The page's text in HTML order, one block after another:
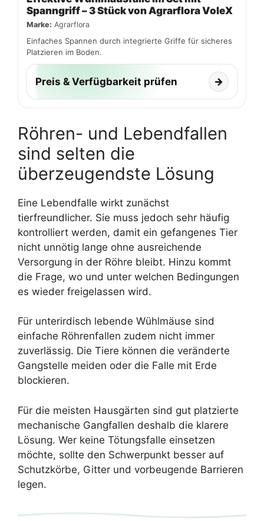
Spanngriff – 3 Stück von Agrarflora VoleX
Marke: Agrarflora
Einfaches Spannen durch integrierte Griffe für sicheres
Platzieren im Boden.
Preis & Verfügbarkeit prüfen →
Röhren- und Lebendfallen
sind selten die
überzeugendste Lösung
Eine Lebendfalle wirkt zunächst
tierfreundlicher. Sie muss jedoch sehr häufig
kontrolliert werden, damit ein gefangenes Tier
nicht unnötig lange ohne ausreichende
Versorgung in der Röhre bleibt. Hinzu kommt
die Frage, wo und unter welchen Bedingungen
es wieder freigelassen wird.
Für unterirdisch lebende Wühlmäuse sind
einfache Röhrenfallen zudem nicht immer
zuverlässig. Die Tiere können die veränderte
Gangstelle meiden oder die Falle mit Erde
blockieren.
Für die meisten Hausgärten sind gut platzierte
mechanische Gangfallen deshalb die klarere
Lösung. Wer keine Tötungsfalle einsetzen
möchte, sollte den Schwerpunkt besser auf
Schutzkörbe, Gitter und vorbeugende Barrieren
legen.